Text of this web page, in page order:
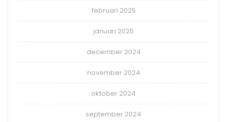
februari 2025
januari 2025
december 2024
november 2024
oktober 2024
september 2024